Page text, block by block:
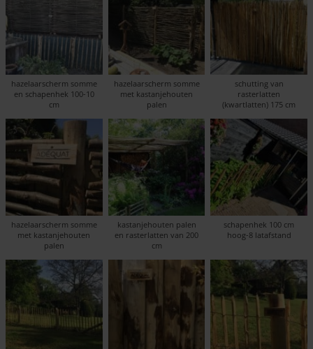
hazelaarscherm somme
en schapenhek 100-10
cm
hazelaarscherm somme
met kastanjehouten
palen
schutting van
rasterlatten
(kwartlatten) 175 cm
hazelaarscherm somme
met kastanjehouten
palen
kastanjehouten palen
en rasterlatten van 200
cm
schapenhek 100 cm
hoog-8 latafstand